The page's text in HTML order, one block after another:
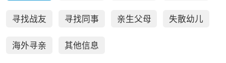
寻找战友 寻找同事 亲生父母 失散幼儿
海外寻亲 其他信息